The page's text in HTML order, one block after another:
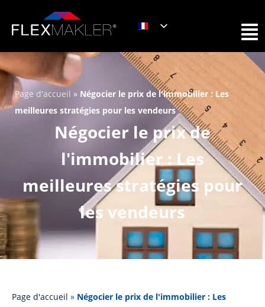
Page d'accueil » Négocier le prix de l'immobilier : Les
meilleures stratégies pour les vendeurs
Négocier le prix de
l'immobilier : Les
meilleures stratégies pour
les vendeurs
Page d'accueil » Négocier le prix de l'immobilier : Les